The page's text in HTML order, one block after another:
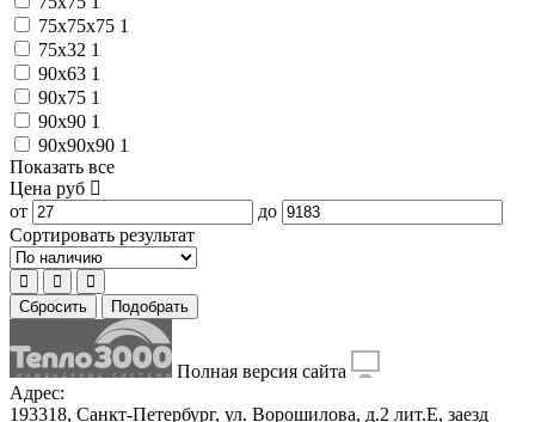
75x75x75 1
75х32 1
90x63 1
90x75 1
90x90 1
90x90x90 1
Показать все
Цена руб
от
до
Сортировать результат
Сбросить Подобрать
Полная версия сайта
Адрес:
193318, Санкт-Петербург, ул. Ворошилова, д.2 лит.Е, заезд